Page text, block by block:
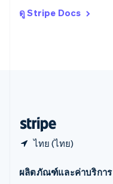
ดู Stripe Docs
ไทย (ไทย)
ItalianoEnglish
ผลิตภัณฑ์และค่าบริการ